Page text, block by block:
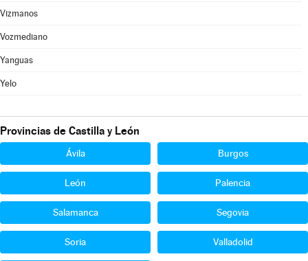
Vizmanos
Vozmediano
Yanguas
Yelo
Provincias de Castilla y León
Ávila Burgos
León Palencia
Salamanca Segovia
Soria Valladolid